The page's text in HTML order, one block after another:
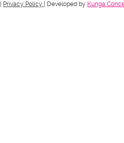
Privacy Policy | Developed by Kunga